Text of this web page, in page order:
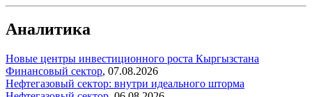
Аналитика
Новые центры инвестиционного роста Кыргызстана
Финансовый сектор, 07.08.2026
Нефтегазовый сектор: внутри идеального шторма